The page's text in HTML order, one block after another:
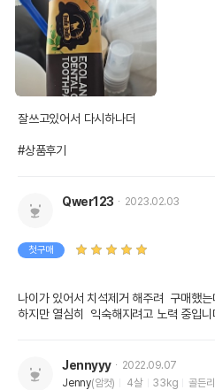
조회분
칼슘
인
오메가3
탄수화물
콜로이드성이산
룰로스나트륨,
잘쓰고있어서 다시하나더
#상품후기
Qwer123 2023.02.03
첫구매
나이가 있어서 치석제거 해주려  구매했
하지만 열심히  익숙해지려고 노력 중입니
Jennyyy
2022.09.07
Jenny(암컷) 4살 33kg 골든